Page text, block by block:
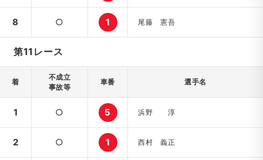
8 ○ 1 尾藤 憲吾
第11レース
着
不成立
事故等
車番 選手名
1 ○ 5 浜野 淳
2 ○ 1 西村 義正